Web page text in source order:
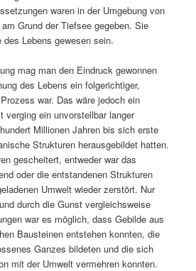
waren in der Umgebung von
Grund der Tiefsee gegeben. Sie
Lebens gewesen sein.
mag man den Eindruck gewonnen
des Lebens ein folgerichtiger,
war. Das wäre jedoch ein
verging ein unvorstellbar langer
Millionen Jahren bis sich erste
Strukturen herausgebildet hatten.
gescheitert, entweder war das
oder die entstandenen Strukturen
Umwelt wieder zerstört. Nur
durch die Gunst vergleichsweise
war es möglich, dass Gebilde aus
Bausteinen entstehen konnten, die
Ganzes bildeten und die sich
mit der Umwelt vermehren konnten.